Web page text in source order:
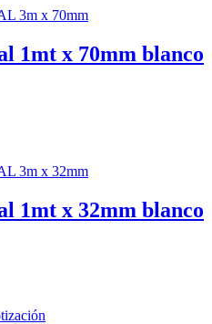
1mt x 70mm blanco
1mt x 32mm blanco